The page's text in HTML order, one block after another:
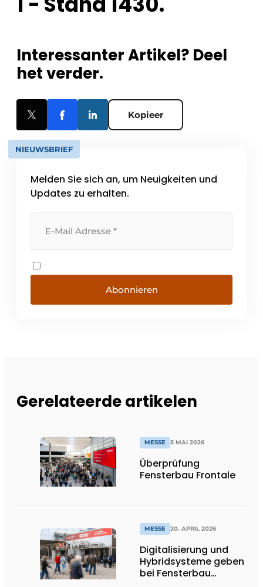
Interessanter Artikel? Deel
het verder.
Kopieer
NIEUWSBRIEF
Melden Sie sich an, um Neuigkeiten und
Updates zu erhalten.
Abonnieren
Gerelateerde artikelen
MESSE 5 MAI 2026
Überprüfung
Fensterbau Frontale
MESSE 20. APRIL 2026
Digitalisierung und
Hybridsysteme geben
bei Fensterbau